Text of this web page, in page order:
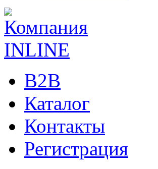
B2B
Каталог
Контакты
Регистрация